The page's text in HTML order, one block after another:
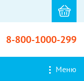
8-800-1000-299
Меню